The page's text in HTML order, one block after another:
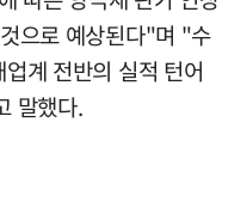
으로 예상된다"며 "수
계 전반의 실적 턴어
말했다.